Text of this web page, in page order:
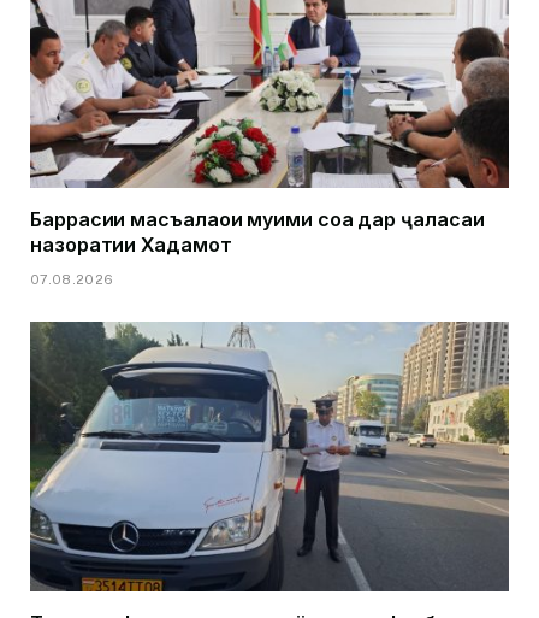
Баррасии масъалаҳои муҳими соҳа дар ҷаласаи
назоратии Хадамот
07.08.2026